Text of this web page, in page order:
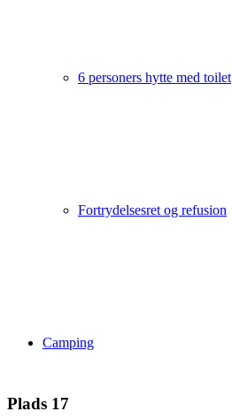
6 personers hytte med toilet
Fortrydelsesret og refusion
Camping
Plads 17